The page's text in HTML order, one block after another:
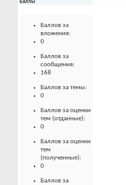
Баллы
Баллов за
вложения:
0
Баллов за
сообщения:
168
Баллов за темы:
0
Баллов за оценки
тем (отданные):
0
Баллов за оценки
тем
(полученные):
0
Баллов за